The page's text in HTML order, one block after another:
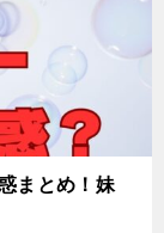
まとめ！妹